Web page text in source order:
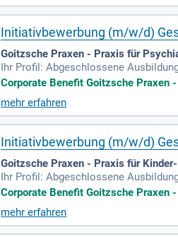
Initiativbewerbung (m/w/d)
Goitzsche Praxen - Praxis für
Ihr Profil: Abgeschlossene
ng mit Patient:innen; Gute
Corporate Benefit Goitzsche Praxen
mehr erfahren
Initiativbewerbung (m/w/d)
Goitzsche Praxen - Praxis für
Ihr Profil: Abgeschlossene
ng mit Patient:innen; Gute
Corporate Benefit Goitzsche Praxen
mehr erfahren